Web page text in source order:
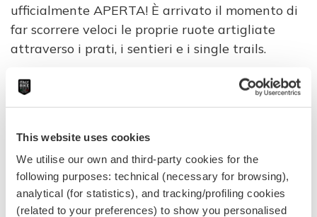
This website uses cookies
We utilise our own and third-party cookies for the
following purposes: technical (necessary for browsing),
analytical (for statistics), and tracking/profiling cookies
(related to your preferences) to show you personalised
ufficialmente APERTA! È arrivato il momento di
far scorrere veloci le proprie ruote artigliate
attraverso i prati, i sentieri e i single trails.
Leggi tutto